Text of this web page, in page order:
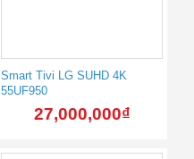
Smart Tivi LG SUHD 4K
55UF950
27,000,000₫